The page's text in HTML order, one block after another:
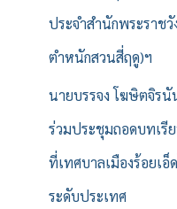
ประจำสำนักพระราช
ตำหนักสวนสี่ฤดู)ฯ
นายบรรจง โฆษิตจิรนั
ร่วมประชุมถอดบทเรี
ที่เทศบาลเมืองร้อยเอ็
ระดับประเทศ